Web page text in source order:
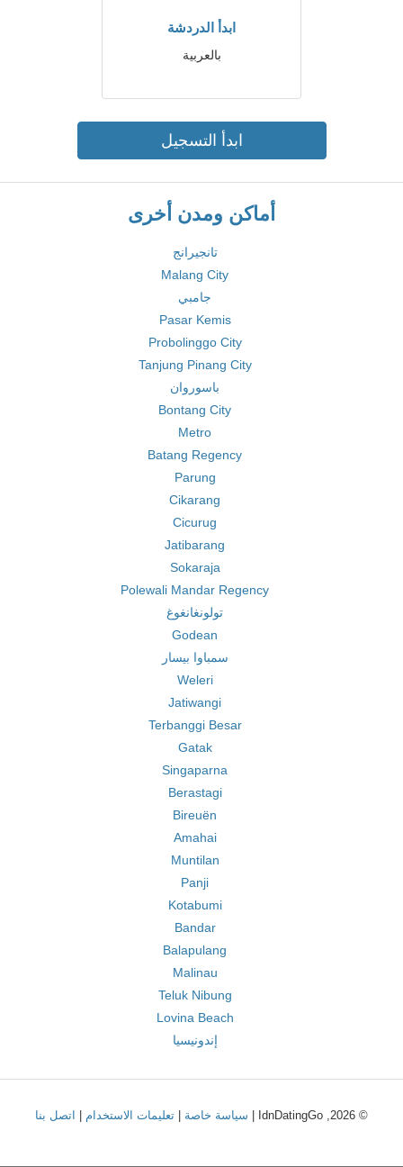
ابدأ الدردشة
بالعربية
ابدأ التسجيل
أماكن ومدن أخرى
تانجيرانج
Malang City
جامبي
Pasar Kemis
Probolinggo City
Tanjung Pinang City
باسوروان
Bontang City
Metro
Batang Regency
Parung
Cikarang
Cicurug
Jatibarang
Sokaraja
Polewali Mandar Regency
تولونغانغوغ
Godean
سمباوا بيسار
Weleri
Jatiwangi
Terbanggi Besar
Gatak
Singaparna
Berastagi
Bireuën
Amahai
Muntilan
Panji
Kotabumi
Bandar
Balapulang
Malinau
Teluk Nibung
Lovina Beach
إندونيسيا
© 2026, IdnDatingGo | سياسة خاصة تعليمات الاستخدام اتصل بنا